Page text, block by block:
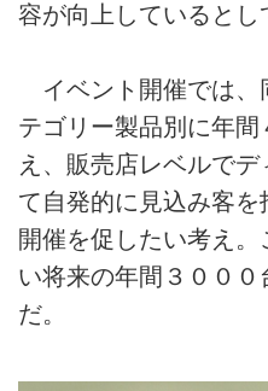
容が向上しているとし
イベント開催では、
テゴリー製品別に年
え、販売店レベルで
て自発的に見込み客
開催を促したい考え
い将来の年間３０００
だ。